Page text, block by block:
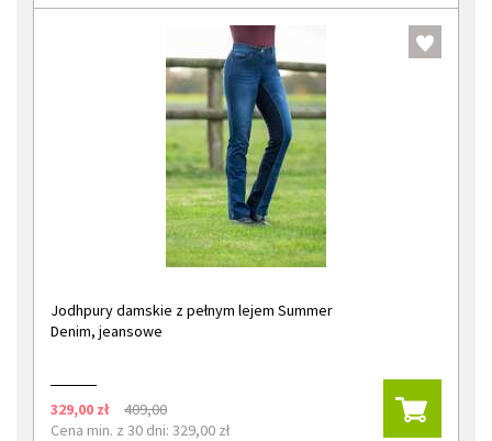
Jodhpury damskie z pełnym lejem Summer
Denim, jeansowe
329,00 zł
409,00
Cena min. z 30 dni: 329,00 zł